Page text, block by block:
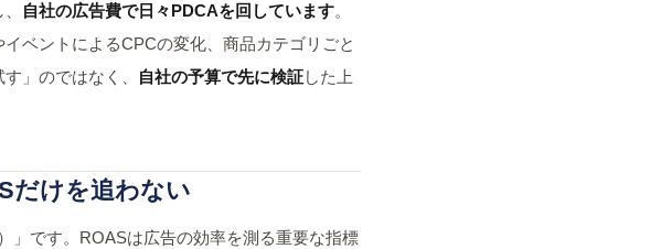
自社の広告費で日々PDCAを回しています。
ベントによるCPCの変化、商品カテゴリごと
」のではなく、
自社の予算で先に検証した上
だけを追わない
」です。ROASは広告の効率を測る重要な指標